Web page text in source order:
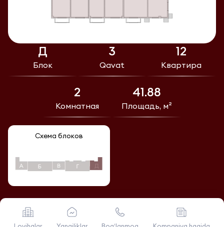
Д
Блок
3
Qavat
12
Квартира
2
Комнатная
41.88
Площадь, м²
Схема блоков